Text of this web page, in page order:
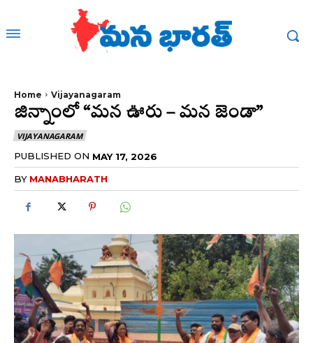
Home Vijayanagaram
జిన్నాంలో “మన ఊరు – మన జెండా”
VIJAYANAGARAM
PUBLISHED ON MAY 17, 2026
BY MANABHARATH